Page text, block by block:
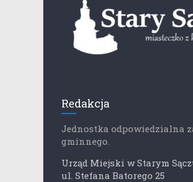
Redakcja
Jednostka odpowiedzialna
gminnego.
Urząd Miejski w Starym
ul. Stefana Batorego 25